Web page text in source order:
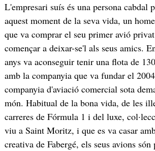
L'empresari suís és una persona cabdal
aquest moment de la seva vida, un
que va comprar el seu primer avió
començar a deixar-se'l als seus amics.
anys va aconseguir tenir una flota de
amb la companyia que va fundar el
companyia d'aviació comercial sota
món. Habitual de la bona vida, de les
carreres de Fórmula 1 i del luxe,
viu a Saint Moritz, i que es va casar
creativa de Fabergé, els seus avions són